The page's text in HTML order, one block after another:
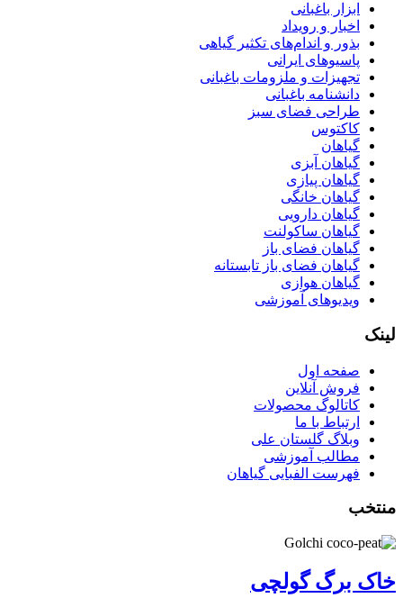
ابزار باغبانی
اخبار و رویداد
بذور و اندام‌های تکثیر گیاهی
پاسیوهای ایرانی
تجهیزات و ملزومات باغبانی
دانشنامه باغبانی
طراحی فضای سبز
کاکتوس
گیاهان
گیاهان آبزی
گیاهان پیازی
گیاهان خانگی
گیاهان دارویی
گیاهان ساکولنت
گیاهان فضای باز
گیاهان فضای باز تابستانه
گیاهان هوازی
ویدیوهای آموزشی
لینک
صفحه اول
فروش آنلاین
کاتالوگ محصولات
ارتباط با ما
وبلاگ گلستان علی
مطالب آموزشی
فهرست الفبایی گیاهان
منتخب
خاک برگ گولچی